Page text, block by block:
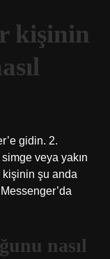
kişinin
gidin. 2.
veya yakın
kişinin şu anda
nasıl